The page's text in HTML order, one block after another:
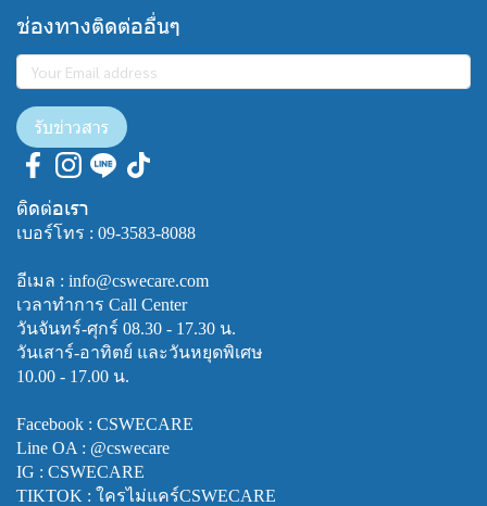
ช่องทางติดต่ออื่นๆ
รับข่าวสาร
ติดต่อเรา
เบอร์โทร : 09-3583-8088
อีเมล : info@cswecare.com
เวลาทำการ Call Center
วันจันทร์-ศุกร์ 08.30 - 17.30 น.
วันเสาร์-อาทิตย์ และวันหยุดพิเศษ
10.00 - 17.00 น.
Facebook : CSWECARE
Line OA : @cswecare
IG : CSWECARE
TIKTOK : ใครไม่แคร์CSWECARE